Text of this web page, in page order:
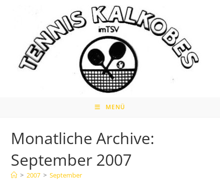
MENÜ
Monatliche Archive:
September 2007
> 2007 > September